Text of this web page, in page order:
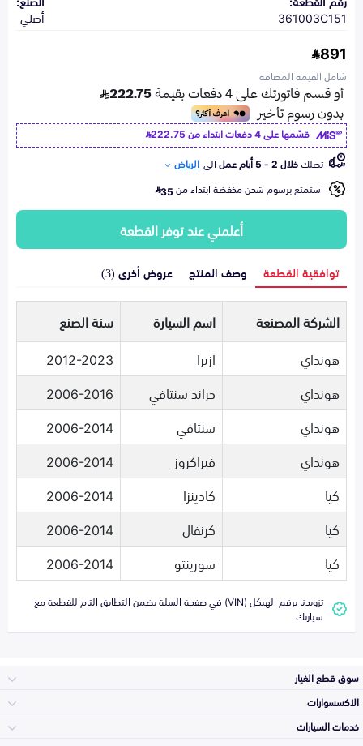
361003C151 أصلي
891
شامل القيمة المضافة
قسّمها على 4 دفعات ابتداء من
222.75
تصلكخلال 2 - 5 أيام عمل الى الرياض
استمتع برسوم شحن مخفضة ابتداء من35
أعلمني عند توفر القطعة
توافقية القطعة وصف المنتج عروض أخرى (3)
الشركة المصنعة اسم السيارة
سنة الصنع
هونداي
ازيرا
2012-2023
هونداي
جراند سنتافي
2006-2016
هونداي
سنتافي
2006-2014
هونداي
فيراكروز
2006-2014
كيا
كادينزا
2006-2014
كيا
كرنفال
2006-2014
كيا
سورينتو 2006-2014
تزويدنا برقم الهيكل (VIN) في صفحة السلة يضمن التطابق التام للقطعة مع
سيارتك
سوق قطع الغيار
الاكسسوارات
خدمات السيارات